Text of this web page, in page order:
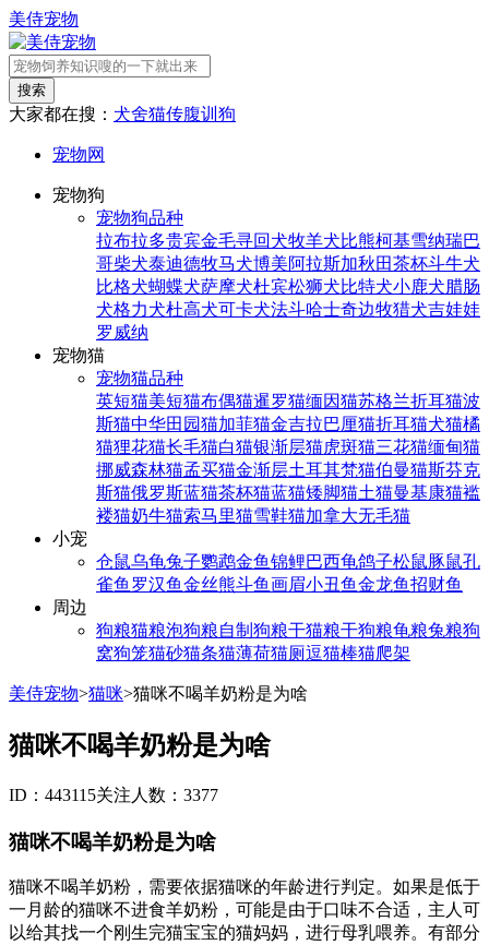
美侍宠物
搜索
大家都在搜： 犬舍猫传腹训狗
宠物网
宠物狗
宠物狗品种
拉布拉多贵宾金毛寻回犬牧羊犬比熊柯基雪纳瑞巴
哥柴犬泰迪德牧马犬博美阿拉斯加秋田茶杯斗牛犬
比格犬蝴蝶犬萨摩犬杜宾松狮犬比特犬小鹿犬腊肠
犬格力犬杜高犬可卡犬法斗哈士奇边牧猎犬吉娃娃
罗威纳
宠物猫
宠物猫品种
英短猫美短猫布偶猫暹罗猫缅因猫苏格兰折耳猫波
斯猫中华田园猫加菲猫金吉拉巴厘猫折耳猫犬猫橘
猫狸花猫长毛猫白猫银渐层猫虎斑猫三花猫缅甸猫
挪威森林猫孟买猫金渐层土耳其梵猫伯曼猫斯芬克
斯猫俄罗斯蓝猫茶杯猫蓝猫矮脚猫土猫曼基康猫褴
褛猫奶牛猫索马里猫雪鞋猫加拿大无毛猫
小宠
仓鼠乌龟兔子鹦鹉金鱼锦鲤巴西龟鸽子松鼠豚鼠孔
雀鱼 罗汉鱼金丝熊斗鱼画眉小丑鱼金龙鱼招财鱼
周边
狗粮猫粮泡狗粮自制狗粮干猫粮干狗粮龟粮兔粮狗
窝狗笼猫砂猫条猫薄荷猫厕逗猫棒猫爬架
美侍宠物>猫咪>猫咪不喝羊奶粉是为啥
猫咪不喝羊奶粉是为啥
ID：443115关注人数：3377
猫咪不喝羊奶粉是为啥
猫咪不喝羊奶粉，需要依据猫咪的年龄进行判定。如果是低于
一月龄的猫咪不进食羊奶粉，可能是由于口味不合适，主人可
以给其找一个刚生完猫宝宝的猫妈妈，进行母乳喂养。有部分